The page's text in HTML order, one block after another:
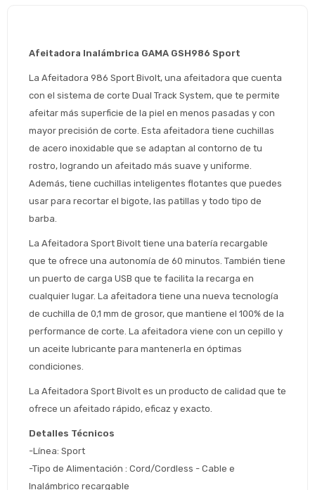
Afeitadora Inalámbrica GAMA GSH986 Sport
La Afeitadora 986 Sport Bivolt, una afeitadora que cuenta
con el sistema de corte Dual Track System, que te permite
afeitar más superficie de la piel en menos pasadas y con
mayor precisión de corte. Esta afeitadora tiene cuchillas
de acero inoxidable que se adaptan al contorno de tu
rostro, logrando un afeitado más suave y uniforme.
Además, tiene cuchillas inteligentes flotantes que puedes
usar para recortar el bigote, las patillas y todo tipo de
barba.
La Afeitadora Sport Bivolt tiene una batería recargable
que te ofrece una autonomía de 60 minutos. También tiene
un puerto de carga USB que te facilita la recarga en
cualquier lugar. La afeitadora tiene una nueva tecnología
de cuchilla de 0,1 mm de grosor, que mantiene el 100% de la
performance de corte. La afeitadora viene con un cepillo y
un aceite lubricante para mantenerla en óptimas
condiciones.
La Afeitadora Sport Bivolt es un producto de calidad que te
ofrece un afeitado rápido, eficaz y exacto.
Detalles Técnicos
-Línea: Sport
-Tipo de Alimentación : Cord/Cordless - Cable e
Inalámbrico recargable
Comprá ahora y Pagá
cuotas y sin tocar tu
tarjeta de crédito
* sujeto aprobación crediticia
Cédula de identidad
Celular
Estimado/a
Estás calificado para comprar usando Pago
¡Tenés hasta
para comprar en las cuotas
que prefieras!
Seleccioná Pago Después como metodo
de pago
Ups!
Parece que no tenes oferta, lamentamos
el inconveniente, por cualquier duda
preguntas@pagodespues.com.uy
¡Algo salió mal!
Por favor intenta nuevamente mas tarde.